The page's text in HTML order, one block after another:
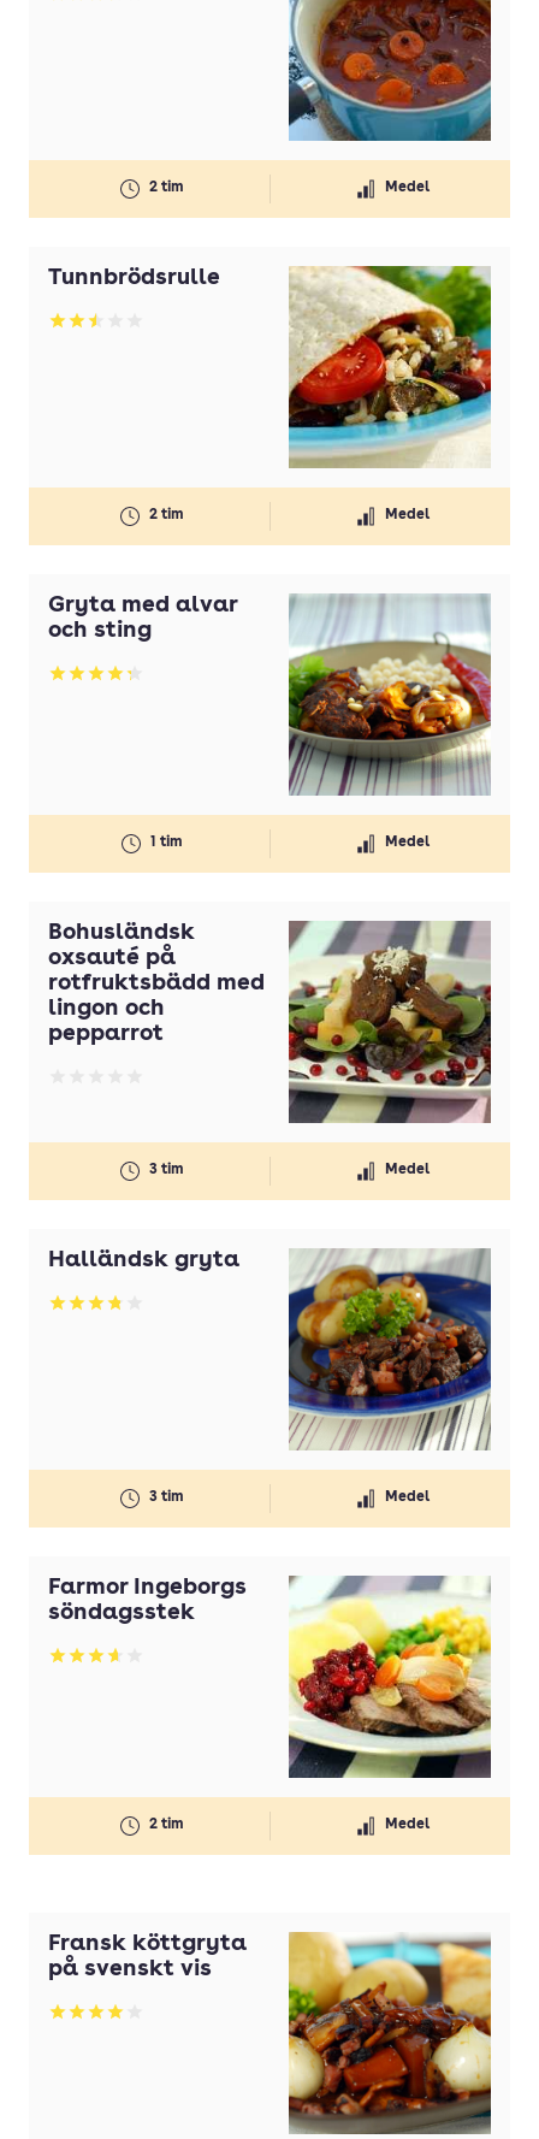
Betyg: 3.54 av 5
2 tim Medel
Tunnbrödsrulle
Betyg: 2.5 av 5
2 tim Medel
Gryta med alvar
och sting
Betyg: 4.27 av 5
1 tim Medel
Bohusländsk
oxsauté på
rotfruktsbädd med
lingon och
pepparrot
3 tim Medel
Halländsk gryta
Betyg: 3.81 av 5
3 tim Medel
Farmor Ingeborgs
söndagsstek
Betyg: 3.67 av 5
2 tim Medel
Fransk köttgryta
på svenskt vis
Betyg: 4 av 5